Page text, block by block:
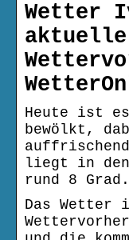
Wetter
aktuelle
Heute ist
bewölkt,
liegt in den
rund 8 Grad.
Das Wetter